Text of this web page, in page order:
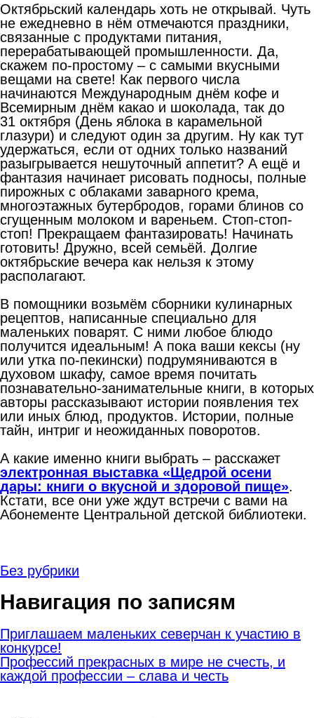
Октябрьский календарь хоть не открывай. Чуть
не ежедневно в нём отмечаются праздники,
связанные с продуктами питания,
перерабатывающей промышленности. Да,
скажем по-простому – с самыми вкусными
вещами на свете! Как первого числа
начинаются Международным днём кофе и
Всемирным днём какао и шоколада, так до
31 октября (День яблока в карамельной
глазури) и следуют один за другим. Ну как тут
удержаться, если от одних только названий
разыгрывается нешуточный аппетит? А ещё и
фантазия начинает рисовать подносы, полные
пирожных с облаками заварного крема,
многоэтажных бутербродов, горами блинов со
сгущенным молоком и вареньем. Стоп-стоп-
стоп! Прекращаем фантазировать! Начинать
готовить! Дружно, всей семьёй. Долгие
октябрьские вечера как нельзя к этому
располагают.
В помощники возьмём сборники кулинарных
рецептов, написанные специально для
маленьких поварят. С ними любое блюдо
получится идеальным! А пока ваши кексы (ну
или утка по-пекински) подрумяниваются в
духовом шкафу, самое время почитать
познавательно-занимательные книги, в которых
авторы рассказывают истории появления тех
или иных блюд, продуктов. Истории, полные
тайн, интриг и неожиданных поворотов.
А какие именно книги выбрать – расскажет
электронная выставка «Щедрой осени
дары: книги о вкусной и здоровой пище».
Кстати, все они уже ждут встречи с вами на
Абонементе Центральной детской библиотеки.
Без рубрики
Навигация по записям
Приглашаем маленьких северчан к участию в
конкурсе!
Профессий прекрасных в мире не счесть, и
каждой профессии – слава и честь